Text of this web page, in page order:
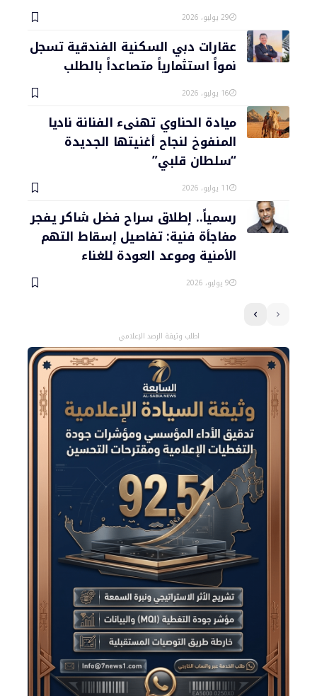
29 يوليو، 2026
عقارات دبي السكنية الفندقية تسجل
نمواً استثمارياً متصاعداً بالطلب
16 يوليو، 2026
ميادة الحناوي تهنىء الفنانة ناديا
المنفوخ لنجاح أغنيتها الجديدة
“سلطان قلبي”
11 يوليو، 2026
رسمياً.. إطلاق سراح فضل شاكر يفجر
مفاجأة فنية: تفاصيل إسقاط التهم
الأمنية وموعد العودة للغناء
9 يوليو، 2026
اطلب وثيقة الرصد الإعلامي